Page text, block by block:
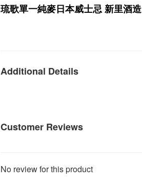
琉歌單一純麥日本威士忌 新里酒造
Additional Details
Customer Reviews
No review for this product